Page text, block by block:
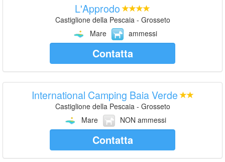
L'Approdo
Castiglione della Pescaia - Grosseto
Mare
ammessi
Contatta
International Camping Baia Verde
Castiglione della Pescaia - Grosseto
Mare
NON ammessi
Contatta